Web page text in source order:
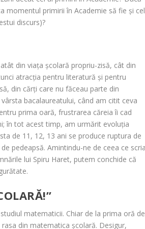
momentul primirii în Academie să fie și cel
discurs)?
din viața școlară propriu-zisă, cât din
atracția pentru literatură și pentru
din cărți care nu făceau parte din
bacalaureatului, când am citit ceva
prima oară, frustrarea căreia îi cad
în tot acest timp, am urmărit evoluția
de 11, 12, 13 ani se produce ruptura de
pedeapsă. Amintindu-ne de ceea ce scria
lui Spiru Haret, putem conchide că
matematicii. Chiar de la prima oră de
din matematica școlară. Desigur,